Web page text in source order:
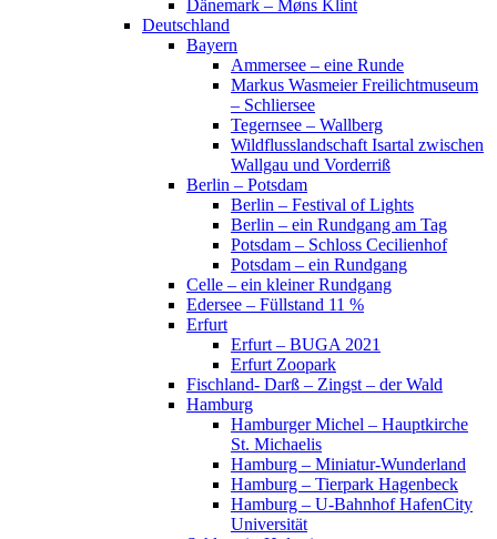
Dänemark – Møns Klint
Deutschland
Bayern
Ammersee – eine Runde
Markus Wasmeier Freilichtmuseum
– Schliersee
Tegernsee – Wallberg
Wildflusslandschaft Isartal zwischen
Wallgau und Vorderriß
Berlin – Potsdam
Berlin – Festival of Lights
Berlin – ein Rundgang am Tag
Potsdam – Schloss Cecilienhof
Potsdam – ein Rundgang
Celle – ein kleiner Rundgang
Edersee – Füllstand 11 %
Erfurt
Erfurt – BUGA 2021
Erfurt Zoopark
Fischland- Darß – Zingst – der Wald
Hamburg
Hamburger Michel – Hauptkirche
St. Michaelis
Hamburg – Miniatur-Wunderland
Hamburg – Tierpark Hagenbeck
Hamburg – U-Bahnhof HafenCity
Universität